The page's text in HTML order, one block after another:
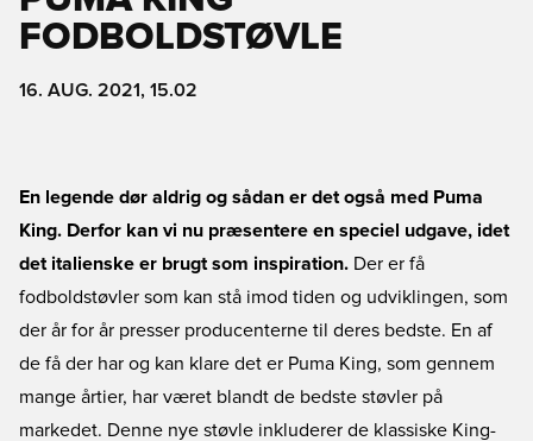
FODBOLDSTØVLE
16. AUG. 2021, 15.02
En legende dør aldrig og sådan er det også med Puma
King. Derfor kan vi nu præsentere en speciel udgave, idet
det italienske er brugt som inspiration. Der er få
fodboldstøvler som kan stå imod tiden og udviklingen, som
der år for år presser producenterne til deres bedste. En af
de få der har og kan klare det er Puma King, som gennem
mange årtier, har været blandt de bedste støvler på
markedet. Denne nye støvle inkluderer de klassiske King-